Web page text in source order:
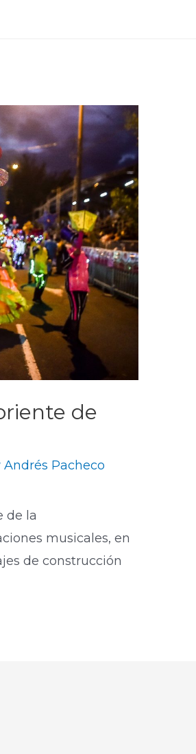
de
Andrés Pacheco
de la
musicales, en
de construcción